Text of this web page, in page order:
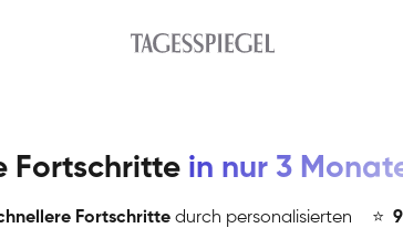
Fortschritte in nur 3
Fortschritte durch personalisierten
⭐